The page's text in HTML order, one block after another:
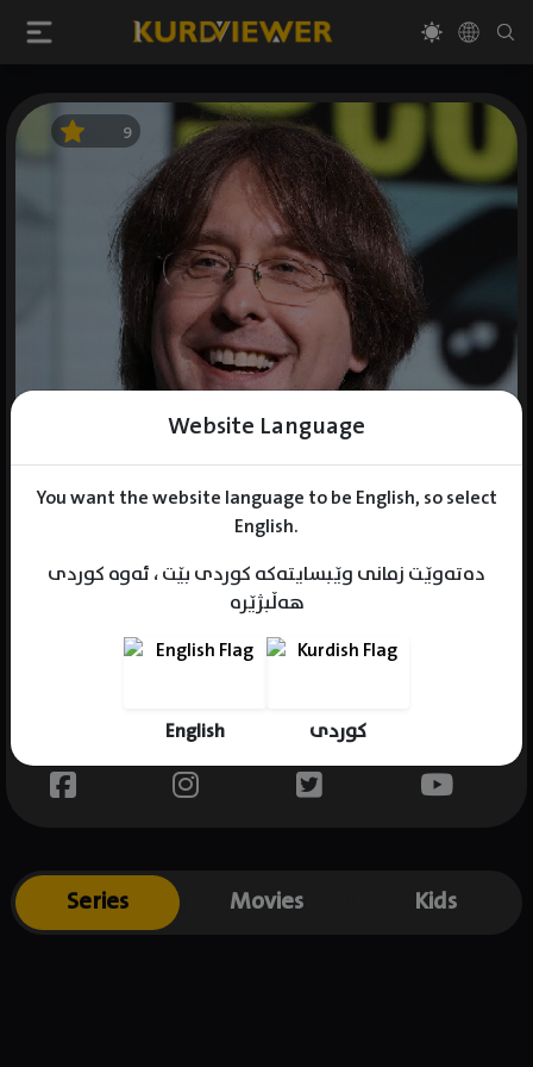
Website Language
You want the website language to be English, so select
English.
دەتەوێت زمانی وێبسایتەکە کوردی بێت ، ئەوە کوردی
هەڵبژێرە
English کوردی
9
Gender : male
Place of birth : USA
Series Movies Kids